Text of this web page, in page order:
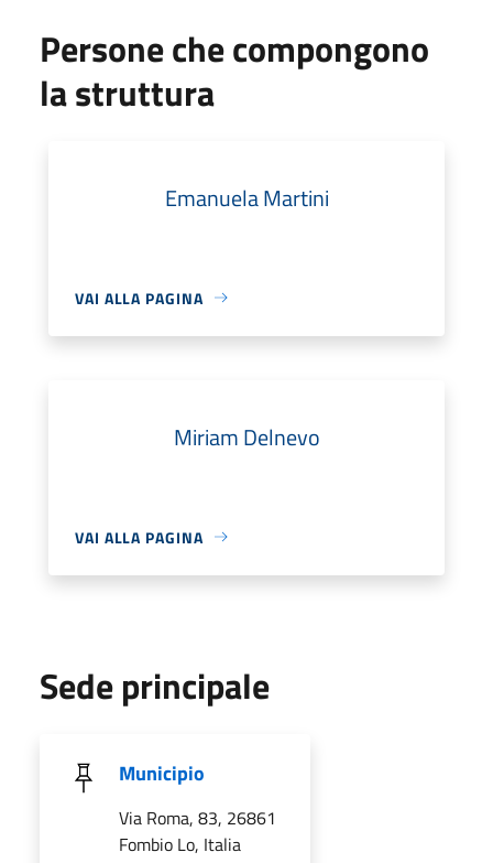
Persone che compongono
la struttura
Emanuela Martini
VAI ALLA PAGINA
Miriam Delnevo
VAI ALLA PAGINA
Sede principale
Municipio
Via Roma, 83, 26861
Fombio Lo, Italia